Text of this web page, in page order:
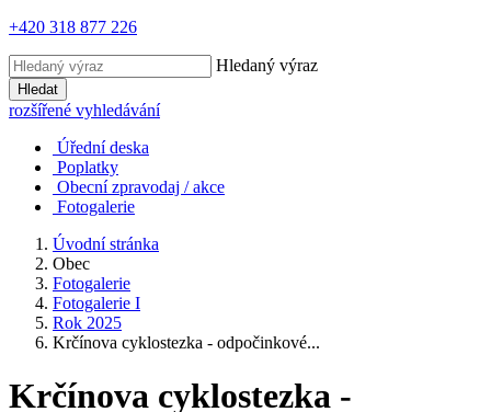
+420 318 877 226
Hledaný výraz
Hledat
rozšířené vyhledávání
Úřední deska
Poplatky
Obecní zpravodaj / akce
Fotogalerie
Úvodní stránka
Obec
Fotogalerie
Fotogalerie I
Rok 2025
Krčínova cyklostezka - odpočinkové...
Krčínova cyklostezka -